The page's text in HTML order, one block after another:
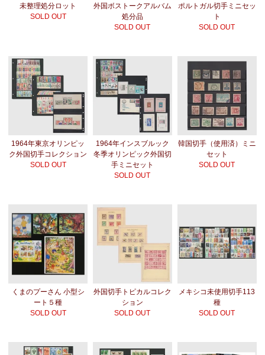
未整理処分ロット
SOLD OUT
外国ボストークアルバム
処分品
SOLD OUT
ポルトガル切手ミニセッ
ト
SOLD OUT
1964年東京オリンピッ
ク外国切手コレクション
SOLD OUT
1964年インスブルック
冬季オリンピック外国切
手ミニセット
SOLD OUT
韓国切手（使用済）ミニ
セット
SOLD OUT
くまのプーさん 小型シ
ート５種
SOLD OUT
外国切手トピカルコレク
ション
SOLD OUT
メキシコ未使用切手113
種
SOLD OUT